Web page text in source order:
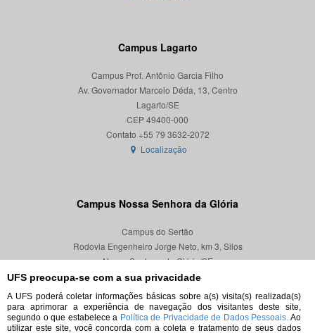
UFS preocupa-se com a sua privacidade
A UFS poderá coletar informações básicas sobre a(s) visita(s) realizada(s)
para aprimorar a experiência de navegação dos visitantes deste site,
segundo o que estabelece a Política de Privacidade de Dados Pessoais. Ao
utilizar este site, você concorda com a coleta e tratamento de seus dados
Campus Lagarto
Campus Prof. Antônio Garcia Filho
Av. Governador Marcelo Déda, 13, Centro
Lagarto/SE
CEP 49400-000
Localização
Campus Nossa Senhora da Glória
Campus do Sertão
Rodovia Engenheiro Jorge Neto, km 3, Silos
Nossa Senhora da Glória/SE
CEP 49680-000
Localização